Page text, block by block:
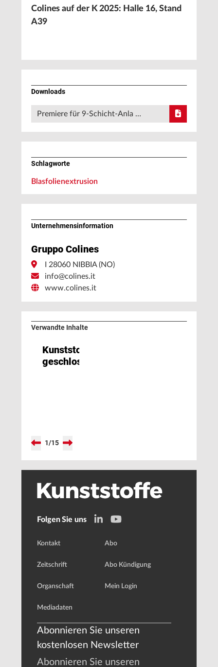
Colines auf der K 2025: Halle 16, Stand
A39
Downloads
Premiere für 9-Schicht-Anla …
Schlagworte
Blasfolienextrusion
Unternehmens­information
Gruppo Colines
I 28060 NIBBIA (NO)
info@colines.it
www.colines.it
Verwandte Inhalte
Kunststoffkreislauf
geschlossen
1/15
Folgen Sie uns
Kontakt
Zeitschrift
Organschaft
Mediadaten
Abo
Abo Kündigung
Mein Login
Abonnieren Sie unseren
kostenlosen Newsletter
Abonnieren Sie unseren